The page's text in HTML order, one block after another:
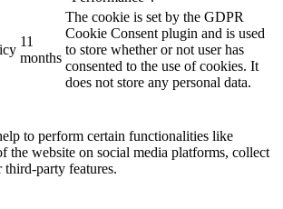
11
months
The cookie is set by the GDPR
Cookie Consent plugin and is used
to store whether or not user has
consented to the use of cookies. It
does not store any personal data.
to perform certain functionalities like
the website on social media platforms, collect
third-party features.